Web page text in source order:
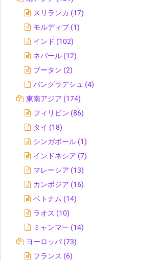
スリランカ (17)
モルディブ (1)
インド (102)
ネパール (12)
ブータン (2)
バングラデシュ (4)
東南アジア (174)
フィリピン (86)
タイ (18)
シンガポール (1)
インドネシア (7)
マレーシア (13)
カンボジア (16)
ベトナム (14)
ラオス (10)
ミャンマー (14)
ヨーロッパ (73)
フランス (6)